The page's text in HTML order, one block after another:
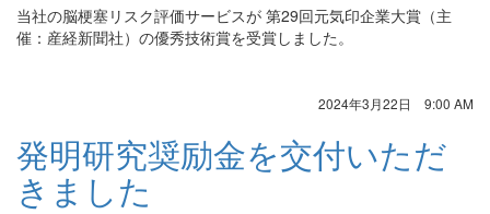
当社の脳梗塞リスク評価サービスが 第29回元気印企業大賞（主
催：産経新聞社）の優秀技術賞を受賞しました。
2024年3月22日 9:00 AM
発明研究奨励金を交付いただ
きました